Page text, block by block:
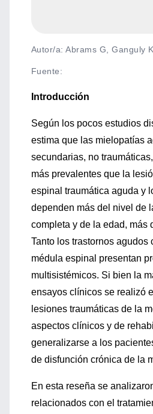
Autor/a: Abrams G, Ganguly
Fuente:
Introducción
Según los pocos estudios
estima que las mielopatías
secundarias, no
más prevalentes que la
espinal traumática aguda y
dependen más del nivel de
completa y de la edad, más
Tanto los trastornos agudos
médula espinal presentan
multisistémicos. Si bien la
ensayos clínicos se realizó
lesiones traumáticas de la
aspectos clínicos y de
generalizarse a los
de disfunción crónica de la
En esta reseña se
relacionados con el